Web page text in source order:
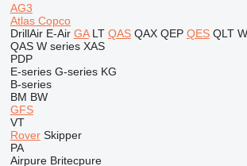
AG3
Atlas Copco
DrillAir E-Air GA LT QAS QAX QEP QES QLT
QAS W series XAS
PDP
E-series G-series KG
B-series
BM BW
GFS
VT
Rover Skipper
PA
Airpure Britecpure